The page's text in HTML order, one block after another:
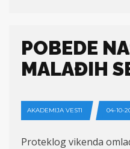
POBEDE
MALAĐIH
AKADEMIJA VESTI 04-10-
Proteklog vikenda